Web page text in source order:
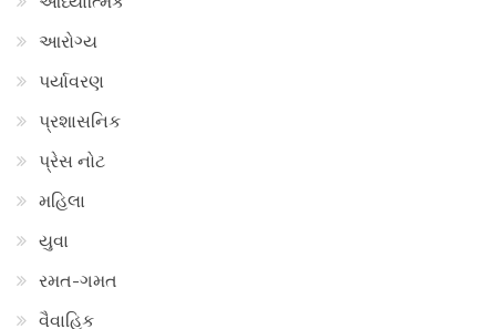
આરોગ્ય
પર્યાવરણ
પ્રશાસનિક
પ્રેસ નોટ
મહિલા
યુવા
રમત-ગમત
વૈવાહિક